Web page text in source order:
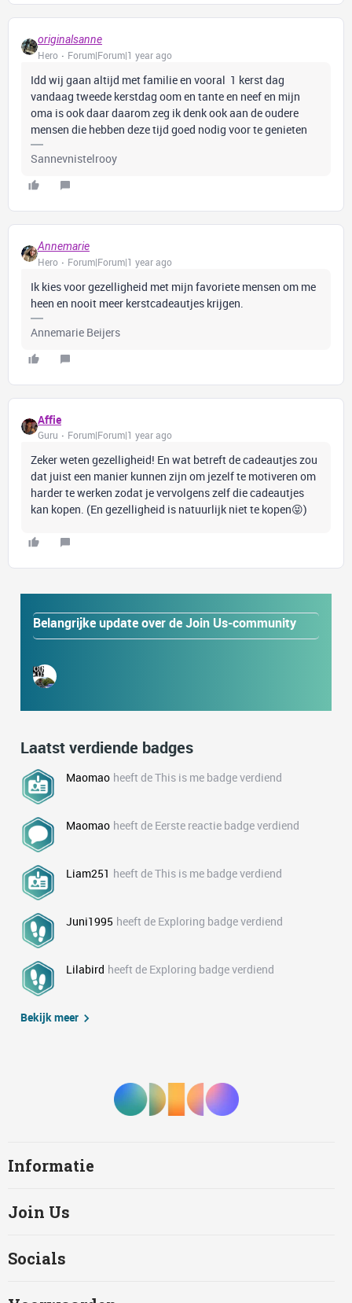
originalsanne
Hero
Forum|Forum|1 year ago
Idd wij gaan altijd met familie en vooral 1 kerst dag
vandaag tweede kerstdag oom en tante en neef en mijn
oma is ook daar daarom zeg ik denk ook aan de oudere
mensen die hebben deze tijd goed nodig voor te genieten
Sannevnistelrooy
Annemarie
Hero
Forum|Forum|1 year ago
Ik kies voor gezelligheid met mijn favoriete mensen om me
heen en nooit meer kerstcadeautjes krijgen.
Annemarie Beijers
Affie
Guru Forum|Forum|1 year ago
Zeker weten gezelligheid! En wat betreft de cadeautjes zou
dat juist een manier kunnen zijn om jezelf te motiveren om
harder te werken zodat je vervolgens zelf die cadeautjes
kan kopen. (En gezelligheid is natuurlijk niet te kopen😝)
Belangrijke update over de Join Us-community
Laatst verdiende badges
Maomao heeft de This is me badge verdiend
Maomao heeft de Eerste reactie badge verdiend
Liam251 heeft de This is me badge verdiend
Juni1995 heeft de Exploring badge verdiend
Lilabird heeft de Exploring badge verdiend
Bekijk meer
Informatie
Join Us
Socials